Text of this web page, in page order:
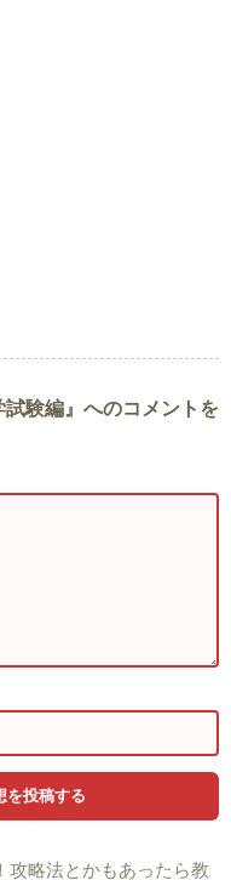
験編』へのコメントを
攻略法とかもあったら教